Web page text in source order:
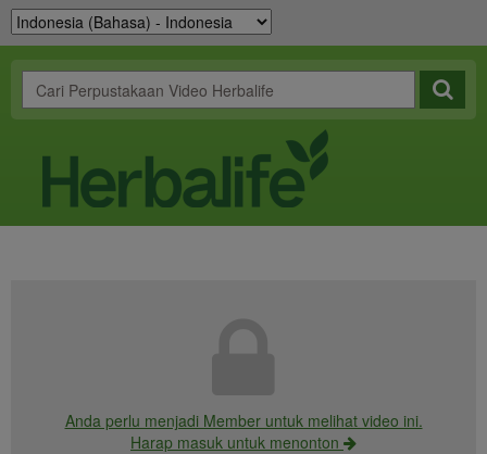
Anda perlu menjadi Member untuk melihat video ini.
Harap masuk untuk menonton